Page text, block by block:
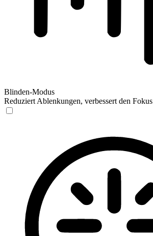
Blinden-Modus
Reduziert Ablenkungen, verbessert den Fokus